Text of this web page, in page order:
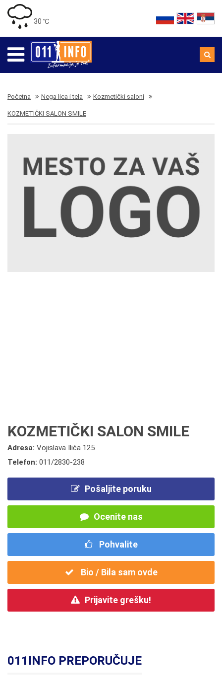
30 ℃
Početna Nega lica i tela Kozmetički saloni
KOZMETIČKI SALON SMILE
KOZMETIČKI SALON SMILE
Adresa: Vojislava Ilića 125
Telefon: 011/2830-238
Pošaljite poruku
Ocenite nas
Pohvalite
Bio / Bila sam ovde
Prijavite grešku!
011INFO PREPORUČUJE